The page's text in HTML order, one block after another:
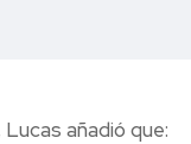
añadió que: